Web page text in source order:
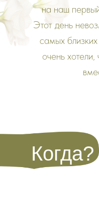
на наш
Этот день
самых
очень
Когда?